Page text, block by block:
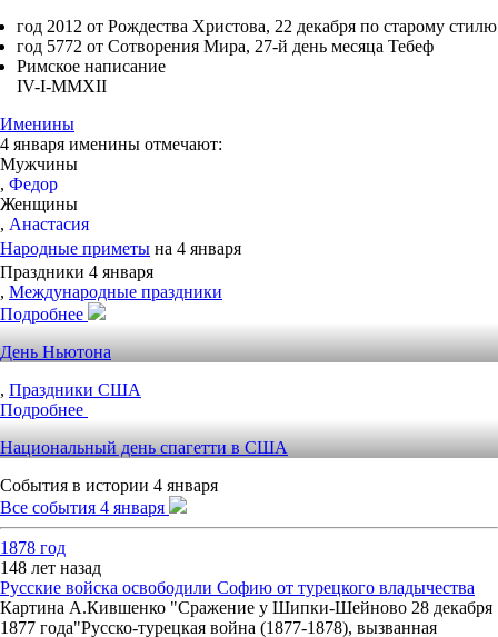
год 2012 от Рождества Христова, 22 декабря по старому стилю
год 5772 от Сотворения Мира, 27-й день месяца Тебеф
Римское написание
IV-I-MMXII
Именины
4 января именины отмечают:
Мужчины
, Федор
Женщины
, Анастасия
Народные приметы на 4 января
Праздники 4 января
, Международные праздники
Подробнее
День Ньютона
, Праздники США
Подробнее
Национальный день спагетти в США
События в истории 4 января
Все события 4 января
1878 год
148 лет назад
Русские войска освободили Софию от турецкого владычества
Картина А.Кившенко "Сражение у Шипки-Шейново 28 декабря
1877 года"Русско-турецкая война (1877-1878), вызванная